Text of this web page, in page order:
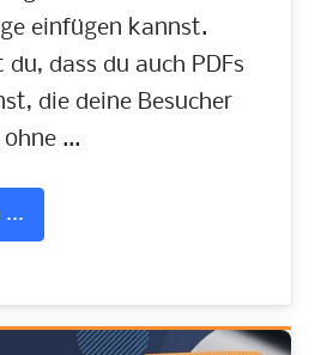
einfügen kannst.
dass du auch PDFs
die deine Besucher
...
...